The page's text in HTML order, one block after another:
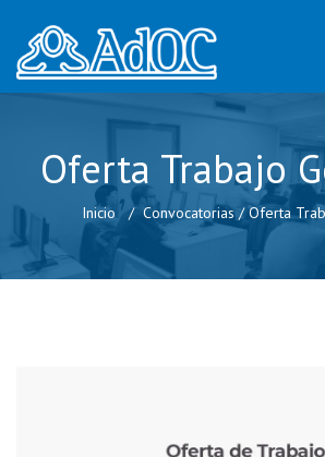
Oferta Trabajo
Inicio Convocatorias /Oferta